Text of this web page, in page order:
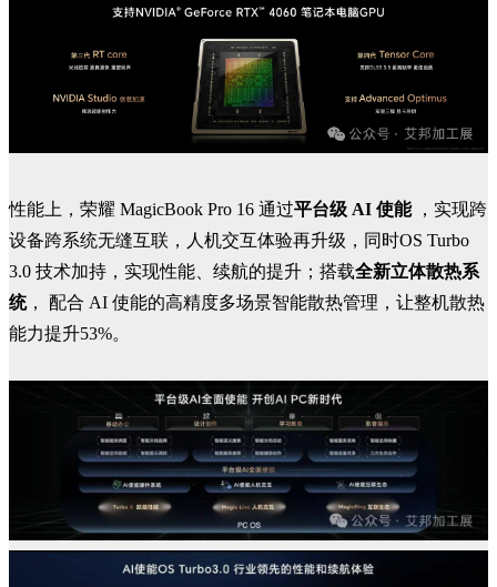
性能上，荣耀 MagicBook Pro 16 通过平台级 AI 使能，实现跨
设备跨系统无缝互联，人机交互体验再升级，同时OS Turbo
3.0 技术加持，实现性能、续航的提升；搭载全新立体散热系
统， 配合 AI 使能的高精度多场景智能散热管理，让整机散热
能力提升53%。